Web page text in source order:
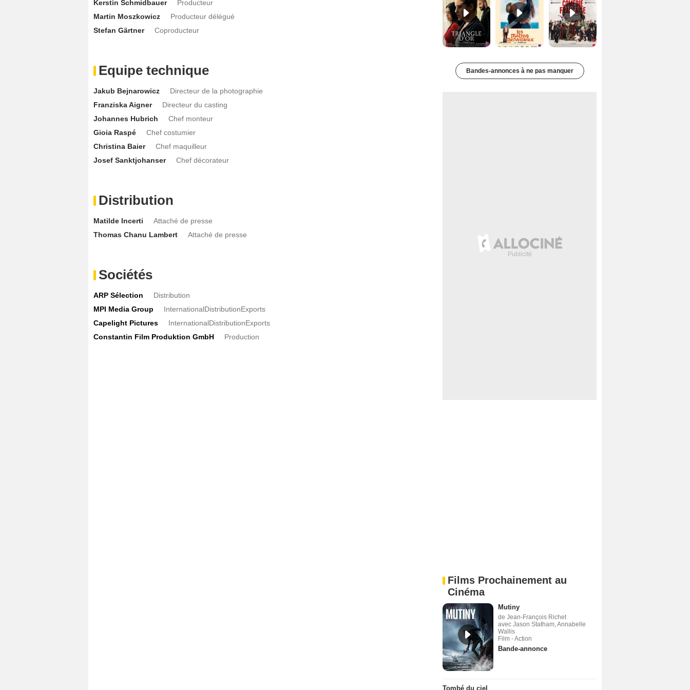
Kerstin Schmidbauer
Producteur
Martin Moszkowicz
Producteur délégué
Stefan Gärtner
Coproducteur
Equipe technique
Jakub Bejnarowicz
Directeur de la photographie
Franziska Aigner
Directeur du casting
Johannes Hubrich
Chef monteur
Gioia Raspé
Chef costumier
Christina Baier
Chef maquilleur
Josef Sanktjohanser
Chef décorateur
Distribution
Matilde Incerti
Attaché de presse
Thomas Chanu Lambert
Attaché de presse
Sociétés
ARP Sélection
Distribution
MPI Media Group
InternationalDistributionExports
Capelight Pictures
InternationalDistributionExports
Constantin Film Produktion GmbH
Production
Bandes-annonces à ne pas manquer
Films Prochainement au
Cinéma
Mutiny
de Jean-François Richet
avec Jason Statham, Annabelle
Wallis
Film - Action
Bande-annonce
Tombé du ciel